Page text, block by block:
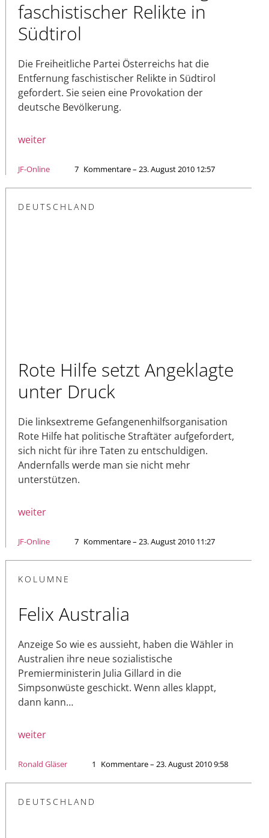
faschistischer Relikte in
Südtirol
Die Freiheitliche Partei Österreichs hat die
Entfernung faschistischer Relikte in Südtirol
gefordert. Sie seien eine Provokation der
deutsche Bevölkerung.
weiter
JF-Online 7 Kommentare – 23. August 2010 12:57
DEUTSCHLAND
Rote Hilfe setzt Angeklagte
unter Druck
Die linksextreme Gefangenenhilfsorganisation
Rote Hilfe hat politische Straftäter aufgefordert,
sich nicht für ihre Taten zu entschuldigen.
Andernfalls werde man sie nicht mehr
unterstützen.
weiter
JF-Online 7 Kommentare – 23. August 2010 11:27
KOLUMNE
Felix Australia
Anzeige So wie es aussieht, haben die Wähler in
Australien ihre neue sozialistische
Premierministerin Julia Gillard in die
Simpsonwüste geschickt. Wenn alles klappt,
dann kann…
weiter
Ronald Gläser 1 Kommentare – 23. August 2010 9:58
DEUTSCHLAND